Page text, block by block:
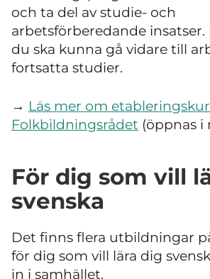
och ta del av studie- och
arbetsförberedande insatser.
du ska kunna gå vidare till
fortsatta studier.
→ Läs mer om
Folkbildningsrådet (öppnas i
För dig som vill
svenska
Det finns flera utbildningar
för dig som vill lära dig
in i samhället.